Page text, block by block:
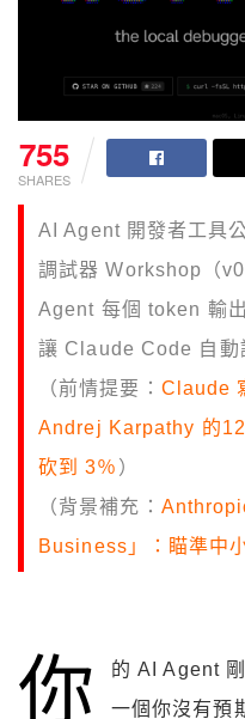
755
SHARES
AI Agent 開發者工具
調試器 Workshop（
Agent 每個 token 輸
讓 Claude Code 自動
（前情提要： Claude
Andrej Karpathy 的
砍到 3％ ）
（背景補充：
Business」：瞄準中
你
的 AI Agent
一個你沒有預